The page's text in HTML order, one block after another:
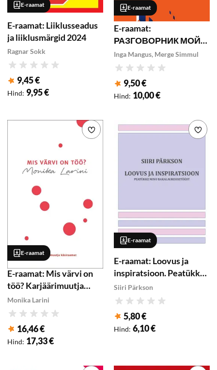
E-raamat
E-raamat: Liiklusseadus
ja liiklusmärgid 2024
Ragnar Sokk
Hinnang
Klubihind:
9,45 €
Hind: 9,95 €
E-raamat
E-raamat:
РАЗГОВОРНИК МОЙ
ЭСТОНСКИЙ ЯЗЫК /
VENE-EESTI VESTMIK
Inga Mangus, Merge Simmul
Hinnang
Klubihind:
9,50 €
Hind: 10,00 €
E-raamat
E-raamat: Mis värvi on
töö? Karjäärimuutja
käsiraamat
Monika Larini
Hinnang
Klubihind:
16,46 €
Hind: 17,33 €
Lisa soovikorvi
E-raamat
E-raamat: Loovus ja
inspiratsioon. Peatükke
minu bakalaureusetööst
Siiri Pärkson
Hinnang
Klubihind:
5,80 €
Hind: 6,10 €